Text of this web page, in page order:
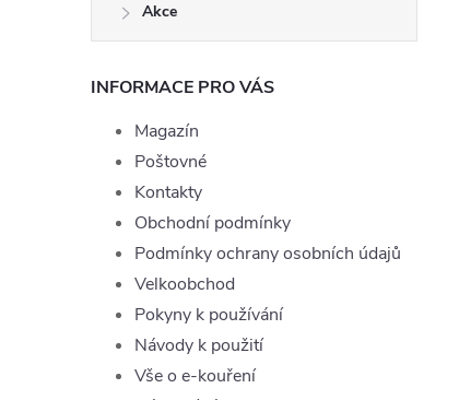
Akce
INFORMACE PRO VÁS
Magazín
Poštovné
Kontakty
Obchodní podmínky
Podmínky ochrany osobních údajů
Velkoobchod
Pokyny k používání
Návody k použití
Vše o e-kouření
ZOBRAZIT
LIQ-TOPJOYE-BLACKB-10-0
Skladem